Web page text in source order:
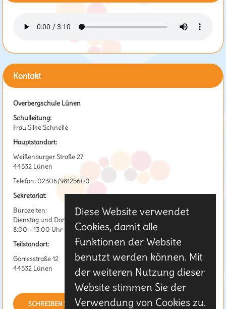
Kontakt
Overbergschule Lünen
Schulleitung:
Frau Silke Schnelle
Hauptstandort:
Weißenburger Straße 27
44532 Lünen
Telefon: 02306/98125600
Sekretariat:
Bürozeiten:
Dienstag und Donnerstag
8:00 - 13:00 Uhr
Teilstandort:
Görresstraße 12
44532 Lünen
SCHREIBEN SIE UNS
Diese Website verwendet
Cookies, damit alle
Funktionen der Website
benutzt werden können. Mit
der weiteren Nutzung dieser
Website stimmen Sie der
Verwendung von Cookies zu.